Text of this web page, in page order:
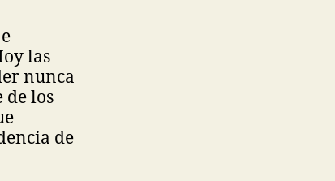
las
nunca
de los
de